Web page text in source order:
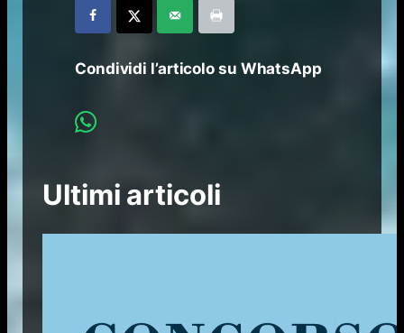
Condividi l’articolo su WhatsApp
Ultimi articoli